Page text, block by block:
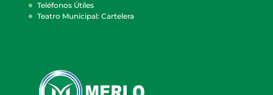
Teléfonos Útiles
Teatro Municipal: Cartelera